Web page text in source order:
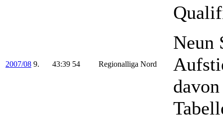
2007/08 9. 43:39 54 Regionalliga Nord
Neun